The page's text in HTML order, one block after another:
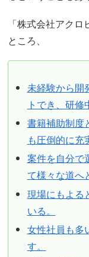
「株式会社アク
ところ、
未経験から開
トでき、研修
書籍補助制度
も圧倒的に充
案件を自分で
て様々な道へ
現場にもよる
いる。
女性社員も多
す。